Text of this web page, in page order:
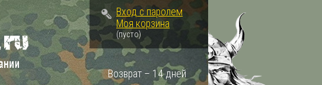
Вход с паролем
Моя корзина
(пусто)
Возврат – 14 дней